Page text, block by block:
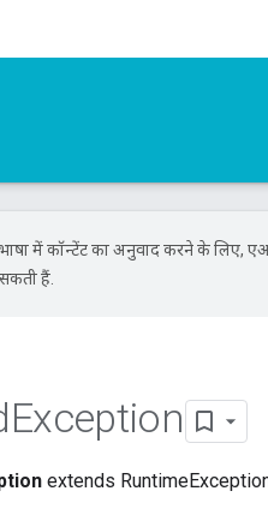
में कॉन्टेंट का अनुवाद करने के लिए,
हैं.
Exception
extends